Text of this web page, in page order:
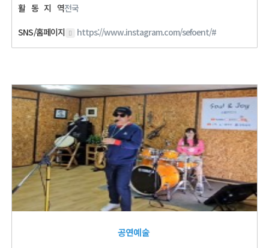
활 동 지 역전국
SNS/홈페이지
https://www.instagram.com/sefoent/#
공연예술